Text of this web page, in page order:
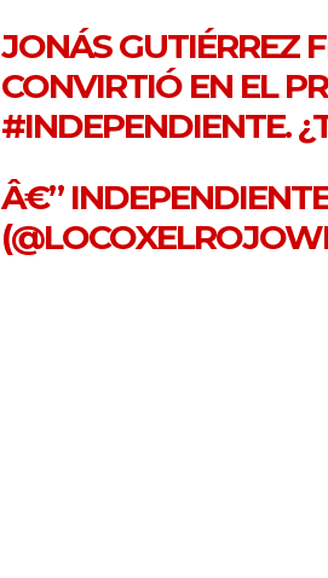
JONÁS GUTIÉRREZ
CONVIRTIÓ EN EL
#INDEPENDIENTE.
Â€”